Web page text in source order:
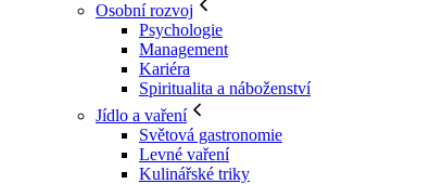
Osobní rozvoj
Psychologie
Management
Kariéra
Spiritualita a náboženství
Jídlo a vaření
Světová gastronomie
Levné vaření
Kulinářské triky